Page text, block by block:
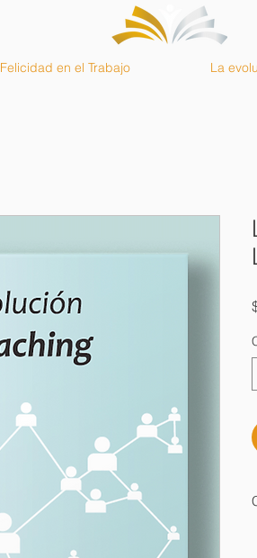
Felicidad en el Trabajo La